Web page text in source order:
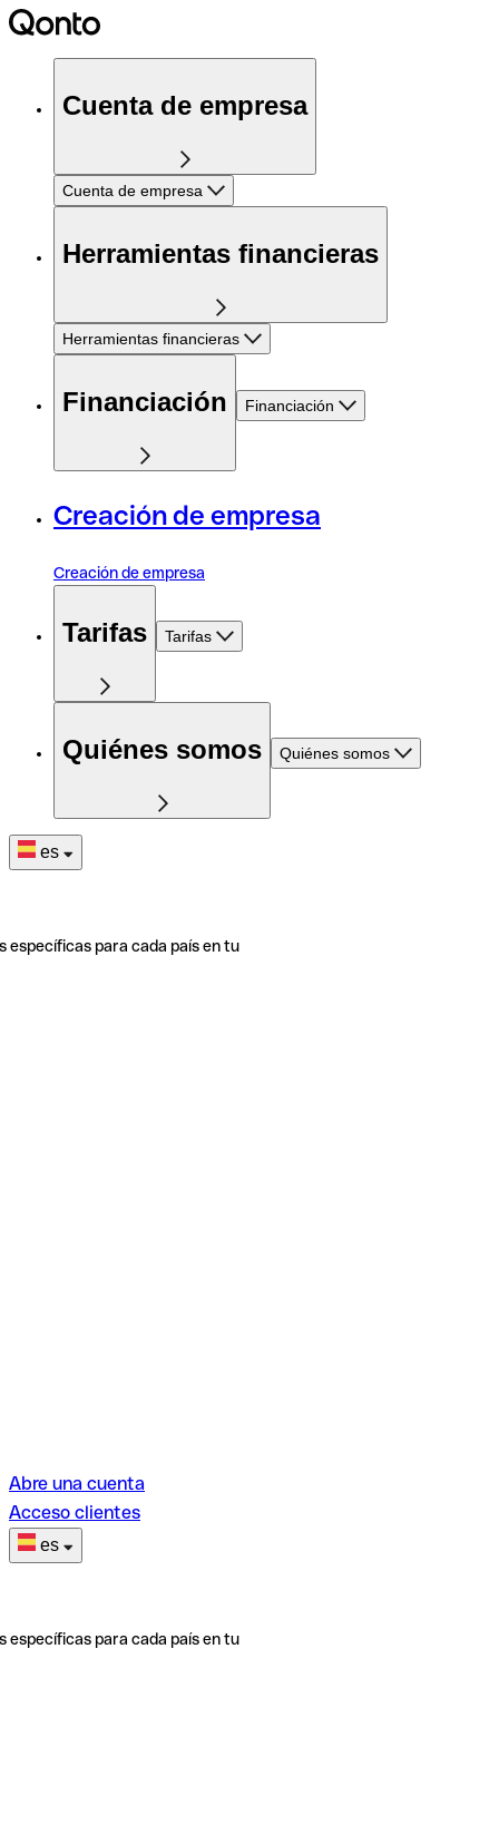
Cuenta de empresa
Cuenta de empresa
Herramientas financieras
Herramientas financieras
Financiación Financiación
Creación de empresa
Creación de empresa
Tarifas Tarifas
Quiénes somos Quiénes somos
es
específicas para cada país en tu
Abre una cuenta
Acceso clientes
es
específicas para cada país en tu